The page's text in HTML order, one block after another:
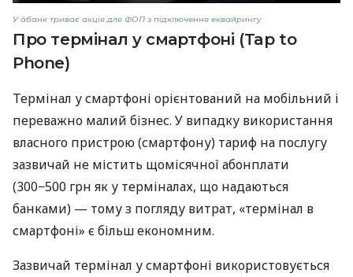
У àбанк триває акція для ФОП з підключення еквайрингу
Про термінал у смартфоні (Tap to
Phone)
Термінал у смартфоні орієнтований на мобільний і
переважно малий бізнес. У випадку використання
власного пристрою (смартфону) тариф на послугу
зазвичай не містить щомісячної абонплати
(300−500 грн як у терміналах, що надаються
банками) — тому з погляду витрат, «термінал в
смартфоні» є більш економним.
Зазвичай термінал у смартфоні використовується